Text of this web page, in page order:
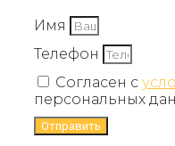
Имя
Телефон
Согласен с
персональных
Отправить